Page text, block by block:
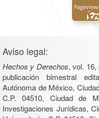
Aviso legal:
Hechos y Derechos, vol.
publicación bimestral
Autónoma de México,
C.P. 04510, Ciudad de
Investigaciones Jurídicas,